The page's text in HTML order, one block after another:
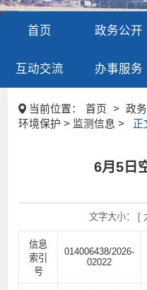
首页 政务公开
互动交流 办事服务
当前位置： 首页 > 政
环境保护 > 监测信息 >
正
6月5日
文字大小： [
信息
索引
号
014006438/2026-
02022